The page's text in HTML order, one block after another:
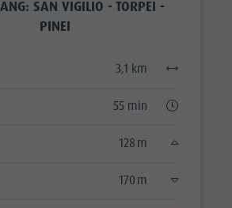
SAN VIGILIO - TORPEI -
PINEI
3,1 km
55 min
128 m
170 m